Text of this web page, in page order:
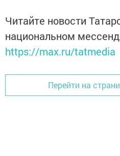
Читайте новости
национальном
https://max.ru/tatmedia
Перейти на